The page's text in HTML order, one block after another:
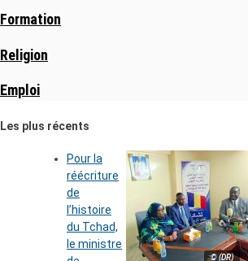
Formation
Religion
Emploi
Les plus récents
© (DR)
Pour la
réécriture
de
l’histoire
du Tchad,
le ministre